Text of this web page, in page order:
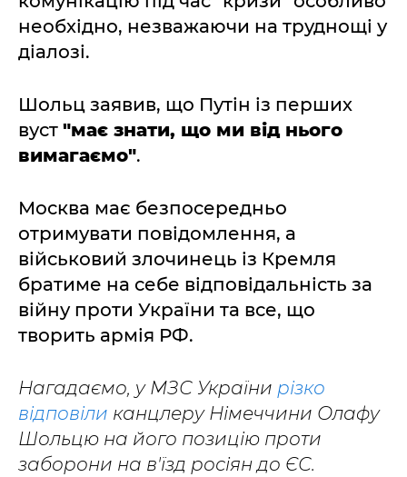
необхідно, незважаючи на труднощі у
діалозі.
Шольц заявив, що Путін із перших
вуст "має знати, що ми від нього
вимагаємо".
Москва має безпосередньо
отримувати повідомлення, а
військовий злочинець із Кремля
братиме на себе відповідальність за
війну проти України та все, що
творить армія РФ.
Нагадаємо, у МЗС України різко
відповіли канцлеру Німеччини Олафу
Шольцю на його позицію проти
заборони на в'їзд росіян до ЄС.